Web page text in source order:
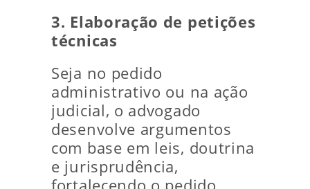
3. Elaboração de petições
técnicas
Seja no pedido
administrativo ou na ação
judicial, o advogado
desenvolve argumentos
com base em leis, doutrina
e jurisprudência,